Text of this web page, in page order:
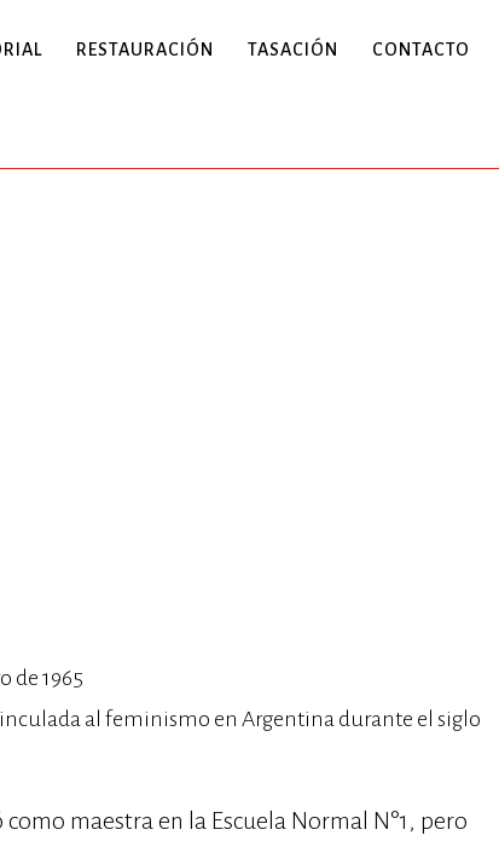
RESTAURACIÓN TASACIÓN CONTACTO
de 1965
al feminismo en Argentina durante el siglo
maestra en la Escuela Normal N°1, pero